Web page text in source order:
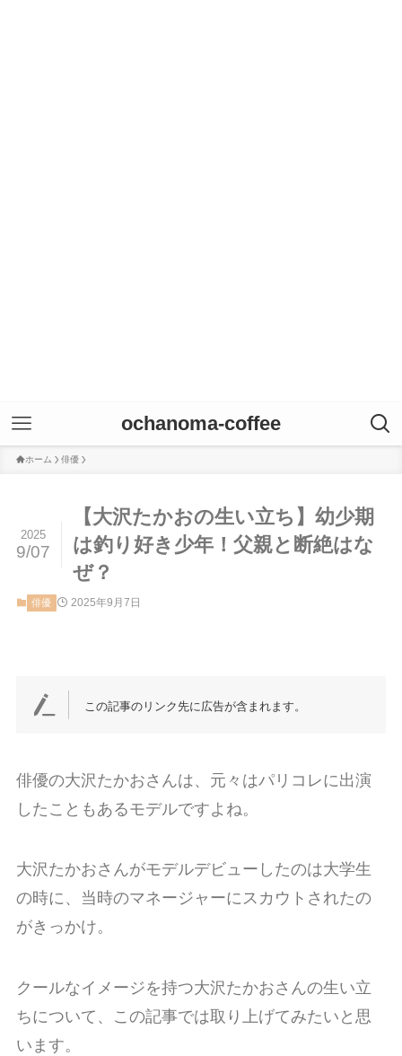
ochanoma-coffee
ホーム 俳優
【大沢たかおの生い立ち】幼少期
は釣り好き少年！父親と断絶はな
ぜ？
2025
9/07
俳優 2025年9月7日
この記事のリンク先に広告が含まれます。
俳優の大沢たかおさんは、元々はパリコレに出演
したこともあるモデルですよね。
大沢たかおさんがモデルデビューしたのは大学生
の時に、当時のマネージャーにスカウトされたの
がきっかけ。
クールなイメージを持つ大沢たかおさんの生い立
ちについて、この記事では取り上げてみたいと思
います。